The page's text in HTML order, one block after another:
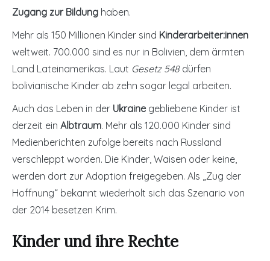
Zugang zur Bildung haben.
Mehr als 150 Millionen Kinder sind Kinderarbeiter:innen
weltweit. 700.000 sind es nur in Bolivien, dem ärmten
Land Lateinamerikas. Laut Gesetz 548dürfen
bolivianische Kinder ab zehn sogar legal arbeiten.
Auch das Leben in der Ukraine gebliebene Kinder ist
derzeit ein Albtraum. Mehr als 120.000 Kinder sind
Medienberichten zufolge bereits nach Russland
verschleppt worden. Die Kinder, Waisen oder keine,
werden dort zur Adoption freigegeben. Als „Zug der
Hoffnung“ bekannt wiederholt sich das Szenario von
der 2014 besetzen Krim.
Kinder und ihre Rechte